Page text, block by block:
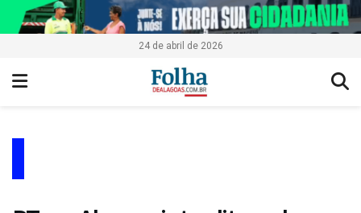
24 de abril de 2026